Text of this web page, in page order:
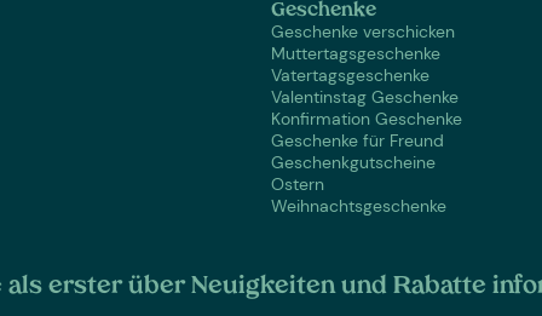
Geschenke
Geschenke verschicken
Muttertagsgeschenke
Vatertagsgeschenke
Valentinstag Geschenke
Konfirmation Geschenke
Geschenke für Freund
Geschenkgutscheine
Ostern
Weihnachtsgeschenke
als erster über Neuigkeiten und Rabatte